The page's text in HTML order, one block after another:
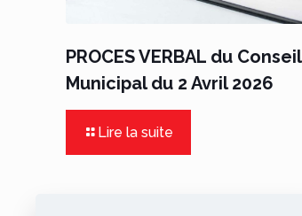
PROCES VERBAL du Conseil
Municipal du 2 Avril 2026
Lire la suite